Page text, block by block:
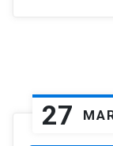
27